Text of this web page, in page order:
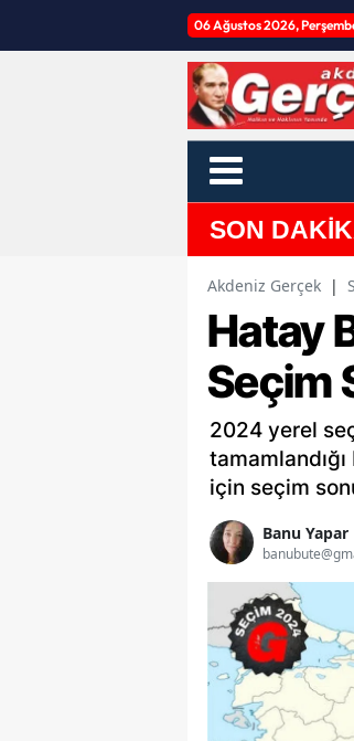
06 Ağustos 2026,
SON
Akdeniz Gerçek |
Hatay
Seçim
2024 yerel
için seçim
Banu Yapar